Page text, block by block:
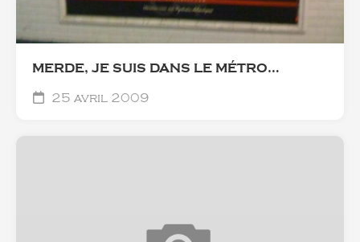
MERDE, JE SUIS DANS LE MÉTRO…
25 avril 2009